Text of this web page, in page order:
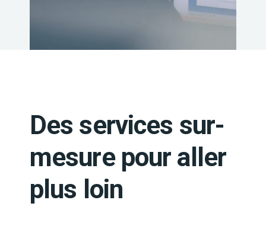
Des services sur-
mesure pour aller
plus loin